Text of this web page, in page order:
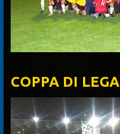
COPPA DI